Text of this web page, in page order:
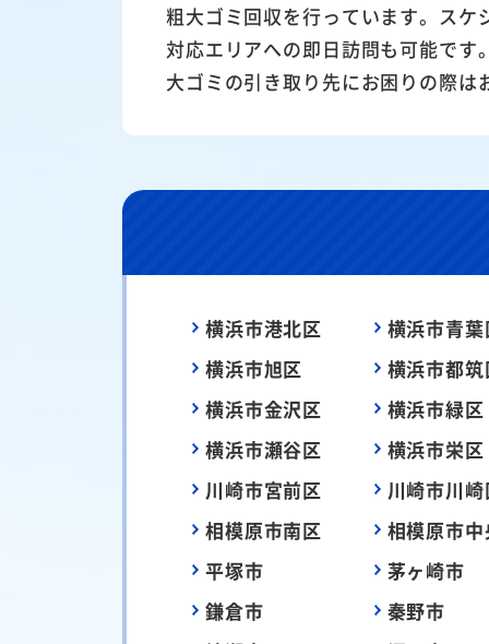
粗大ゴミ回収を行っています。ス
対応エリアへの即日訪問も可能です
大ゴミの引き取り先にお困りの際は
横浜市港北区 横浜市青葉
横浜市旭区
横浜市都筑
横浜市金沢区
横浜市緑区
横浜市瀬谷区
横浜市栄区
川崎市宮前区
川崎市川崎
相模原市南区
相模原市中
平塚市
茅ヶ崎市
鎌倉市
秦野市